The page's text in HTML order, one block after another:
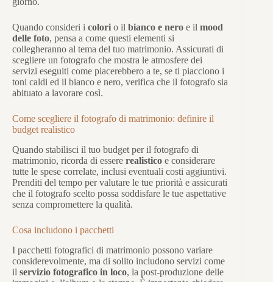
Quando consideri i colori o il bianco e nero e il mood
delle foto, pensa a come questi elementi si
collegheranno al tema del tuo matrimonio. Assicurati di
scegliere un fotografo che mostra le atmosfere dei
servizi eseguiti come piacerebbero a te, se ti piacciono i
toni caldi ed il bianco e nero, verifica che il fotografo sia
abituato a lavorare così.
Come scegliere il fotografo di matrimonio: definire il
budget realistico
Quando stabilisci il tuo budget per il fotografo di
matrimonio, ricorda di essere realistico e considerare
tutte le spese correlate, inclusi eventuali costi aggiuntivi.
Prenditi del tempo per valutare le tue priorità e assicurati
che il fotografo scelto possa soddisfare le tue aspettative
senza compromettere la qualità.
Cosa includono i pacchetti
I pacchetti fotografici di matrimonio possono variare
considerevolmente, ma di solito includono servizi come
il servizio fotografico in loco, la post-produzione delle